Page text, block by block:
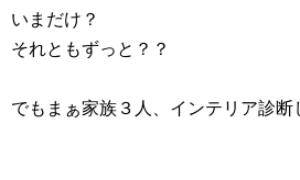
いまだけ？
それともずっと？？
でもまぁ家族３人、インテリア診